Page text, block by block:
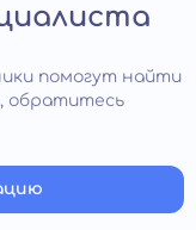
родителями;
и
дети страдают
плохого
вредных
в клинику, если
или
помогут найти
обратитесь